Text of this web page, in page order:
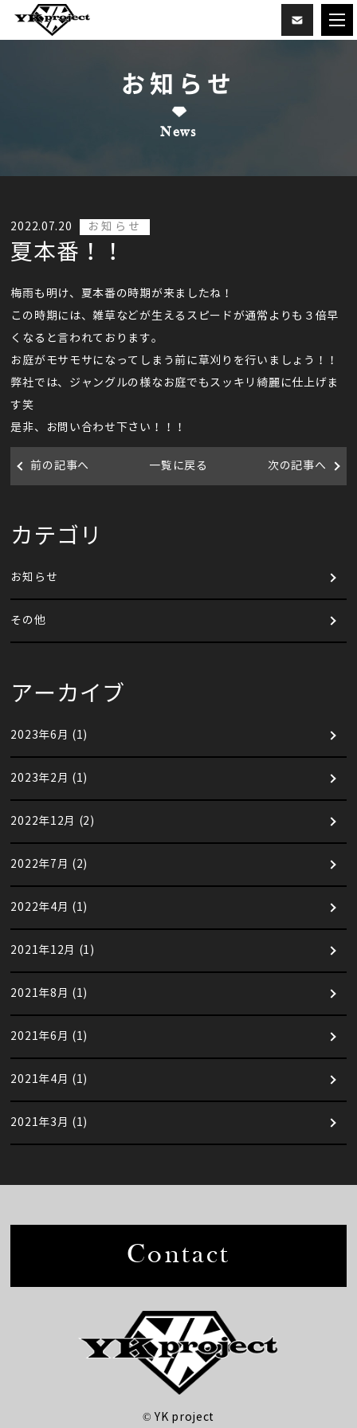
お知らせ
News
2022.07.20 お知らせ
夏本番！！
梅雨も明け、夏本番の時期が来ましたね！
この時期には、雑草などが生えるスピードが通常よりも３倍早
くなると言われております。
お庭がモサモサになってしまう前に草刈りを行いましょう！！
弊社では、ジャングルの様なお庭でもスッキリ綺麗に仕上げま
す笑
是非、お問い合わせ下さい！！！
前の記事へ 次の記事へ
一覧に戻る
カテゴリ
お知らせ
その他
アーカイブ
2023年6月 (1)
2023年2月 (1)
2022年12月 (2)
2022年7月 (2)
2022年4月 (1)
2021年12月 (1)
2021年8月 (1)
2021年6月 (1)
2021年4月 (1)
2021年3月 (1)
Contact
© YK project